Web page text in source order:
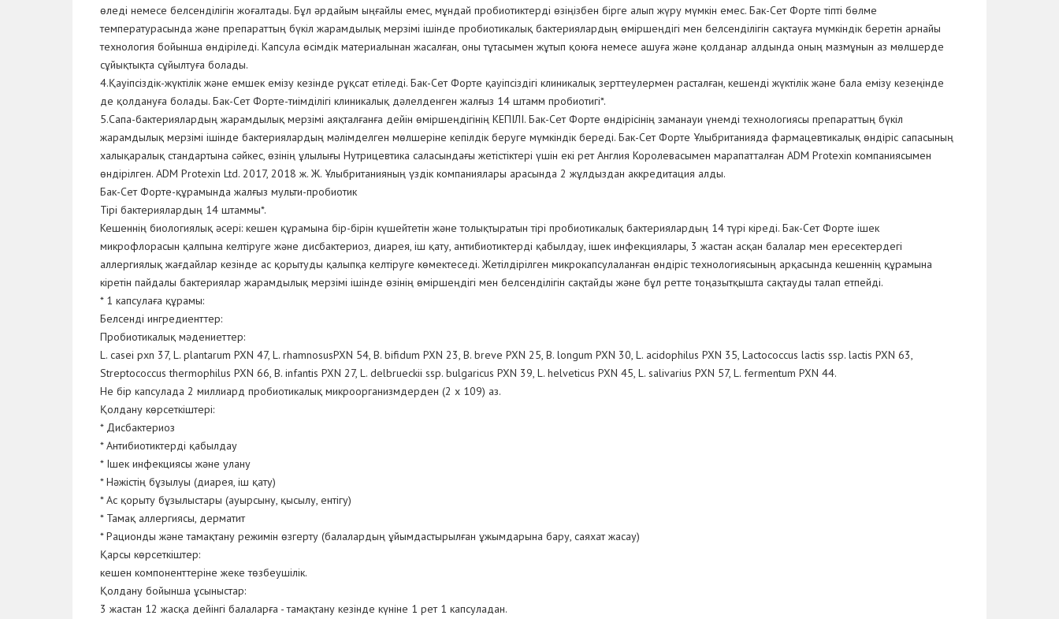
өледі немесе белсенділігін жоғалтады. Бұл әрдайым ыңғайлы емес, мұндай пробиотиктерді өзіңізбен бірге алып жүру мүмкін емес. Бак-Сет Форте тіпті бөлме
температурасында және препараттың бүкіл жарамдылық мерзімі ішінде пробиотикалық бактериялардың өміршеңдігі мен белсенділігін сақтауға мүмкіндік беретін арнайы
технология бойынша өндіріледі. Капсула өсімдік материалынан жасалған, оны тұтасымен жұтып қоюға немесе ашуға және қолданар алдында оның мазмұнын аз мөлшерде
сұйықтықта сұйылтуға болады.
4.Қауіпсіздік-жүктілік және емшек емізу кезінде рұқсат етіледі. Бак-Сет Форте қауіпсіздігі клиникалық зерттеулермен расталған, кешенді жүктілік және бала емізу кезеңінде
де қолдануға болады. Бак-Сет Форте-тиімділігі клиникалық дәлелденген жалғыз 14 штамм пробиотигі*.
5.Сапа-бактериялардың жарамдылық мерзімі аяқталғанға дейін өміршеңдігінің КЕПІЛІ. Бак-Сет Форте өндірісінің заманауи үнемді технологиясы препараттың бүкіл
жарамдылық мерзімі ішінде бактериялардың мәлімделген мөлшеріне кепілдік беруге мүмкіндік береді. Бак-Сет Форте Ұлыбританияда фармацевтикалық өндіріс сапасының
халықаралық стандартына сәйкес, өзінің ұлылығы Нутрицевтика саласындағы жетістіктері үшін екі рет Англия Королевасымен марапатталған ADM Protexin компаниясымен
өндірілген. ADM Protexin Ltd. 2017, 2018 ж. Ж. Ұлыбританияның үздік компаниялары арасында 2 жұлдыздан аккредитация алды.
Бак-Сет Форте-құрамында жалғыз мульти-пробиотик
Тірі бактериялардың 14 штаммы*.
Кешеннің биологиялық әсері: кешен құрамына бір-бірін күшейтетін және толықтыратын тірі пробиотикалық бактериялардың 14 түрі кіреді. Бак-Сет Форте ішек
микрофлорасын қалпына келтіруге және дисбактериоз, диарея, іш қату, антибиотиктерді қабылдау, ішек инфекциялары, 3 жастан асқан балалар мен ересектердегі
аллергиялық жағдайлар кезінде ас қорытуды қалыпқа келтіруге көмектеседі. Жетілдірілген микрокапсулаланған өндіріс технологиясының арқасында кешеннің құрамына
кіретін пайдалы бактериялар жарамдылық мерзімі ішінде өзінің өміршеңдігі мен белсенділігін сақтайды және бұл ретте тоңазытқышта сақтауды талап етпейді.
* 1 капсулаға құрамы:
Белсенді ингредиенттер:
Пробиотикалық мәдениеттер:
L. casei pxn 37, L. plantarum PXN 47, L. rhamnosusPXN 54, B. bifidum PXN 23, B. breve PXN 25, B. longum PXN 30, L. acidophilus PXN 35, Lactococcus lactis ssp. lactis PXN 63,
Streptococcus thermophilus PXN 66, B. infantis PXN 27, L. delbrueckii ssp. bulgaricus PXN 39, L. helveticus PXN 45, L. salivarius PXN 57, L. fermentum PXN 44.
He бір капсулада 2 миллиард пробиотикалық микроорганизмдерден (2 x 109) аз.
Қолдану көрсеткіштері:
* Дисбактериоз
* Антибиотиктерді қабылдау
* Ішек инфекциясы және улану
* Нәжістің бұзылуы (диарея, іш қату)
* Ас қорыту бұзылыстары (ауырсыну, қысылу, ентігу)
* Тамақ аллергиясы, дерматит
* Рационды және тамақтану режимін өзгерту (балалардың ұйымдастырылған ұжымдарына бару, саяхат жасау)
Қарсы көрсеткіштер:
кешен компоненттеріне жеке төзбеушілік.
Қолдану бойынша ұсыныстар:
3 жастан 12 жасқа дейінгі балаларға - тамақтану кезінде күніне 1 рет 1 капсуладан.